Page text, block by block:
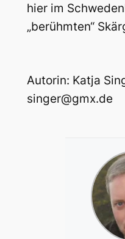
hier im
„berühmten“
Autorin: Katja
singer@gmx.de